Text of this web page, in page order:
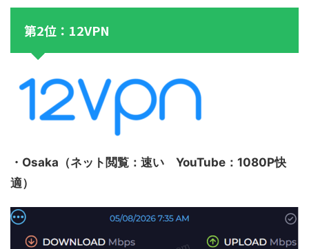
第2位：12VPN
・Osaka（ネット閲覧：速い YouTube：1080P快
適）